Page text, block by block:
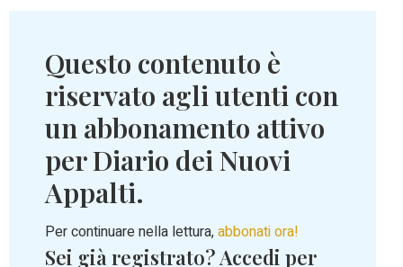
Questo contenuto è
riservato agli utenti con
un abbonamento attivo
per Diario dei Nuovi
Appalti.
Per continuare nella lettura,abbonati ora!
Sei già registrato? Accedi per